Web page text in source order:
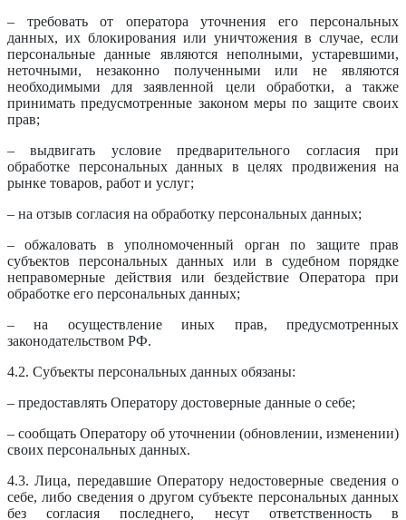
– требовать от оператора уточнения его персональных
данных, их блокирования или уничтожения в случае, если
персональные данные являются неполными, устаревшими,
неточными, незаконно полученными или не являются
необходимыми для заявленной цели обработки, а также
принимать предусмотренные законом меры по защите своих
прав;
– выдвигать условие предварительного согласия при
обработке персональных данных в целях продвижения на
рынке товаров, работ и услуг;
– на отзыв согласия на обработку персональных данных;
– обжаловать в уполномоченный орган по защите прав
субъектов персональных данных или в судебном порядке
неправомерные действия или бездействие Оператора при
обработке его персональных данных;
– на осуществление иных прав, предусмотренных
законодательством РФ.
4.2. Субъекты персональных данных обязаны:
– предоставлять Оператору достоверные данные о себе;
– сообщать Оператору об уточнении (обновлении, изменении)
своих персональных данных.
4.3. Лица, передавшие Оператору недостоверные сведения о
себе, либо сведения о другом субъекте персональных данных
без согласия последнего, несут ответственность в